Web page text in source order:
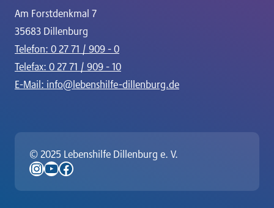
Am Forstdenkmal 7
35683 Dillenburg
Telefon: 0 27 71 / 909 - 0
Telefax: 0 27 71 / 909 - 10
E-Mail: info@lebenshilfe-dillenburg.de
© 2025 Lebenshilfe Dillenburg e. V.
Instagram
YouTube
Facebook